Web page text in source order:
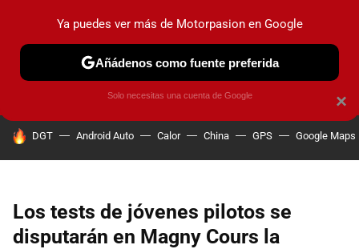
PRUEBAS COCHES ELÉCTRICOS OBSERVATORIO
HOY SE HABLA DE
DGT Android Auto Calor China GPS Google Maps
Los tests de jóvenes pilotos se
disputarán en Magny Cours la
×
Ya puedes ver más de Motorpasion en Google
Añádenos como fuente preferida
Solo necesitas una cuenta de Google